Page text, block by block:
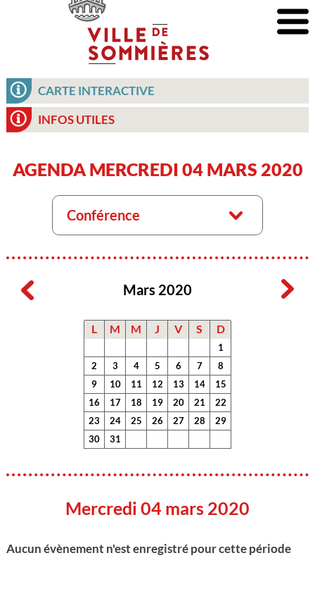
CARTE INTERACTIVE
INFOS UTILES
AGENDA MERCREDI 04 MARS 2020
Conférence
Mars 2020
L M M J V S D
1
2
3 4 5 6 7
8
9
10 11 12 13 14
15
16
17 18 19 20 21
22
23
24 25 26 27 28
29
30
31
Mercredi 04 mars 2020
Aucun évènement n'est enregistré pour cette période